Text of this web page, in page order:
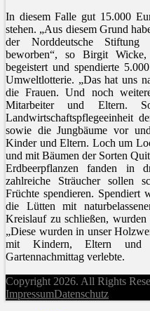
In diesem Falle gut 15.000
stehen. „Aus diesem Grund
der Norddeutsche
beworben“, so Birgit
begeistert und spendierte
Umweltlotterie. „Das hat uns
die Frauen. Und noch
Mitarbeiter und Eltern.
Landwirtschaftspflegeeinheit
sowie die Jungbäume vor
Kinder und Eltern. Loch um
und mit Bäumen der Sorten
Erdbeerpflanzen fanden in
zahlreiche Sträucher sollen
Früchte spendieren. Spendiert
die Lütten mit
Kreislauf zu schließen, wurden
„Diese wurden in unser
mit Kindern, Eltern und
Gartennachmittag verlebte.
Copyright 2026. All Rights
ImpressumDatenschutz